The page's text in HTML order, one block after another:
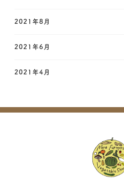
2021年8月
2021年6月
2021年4月